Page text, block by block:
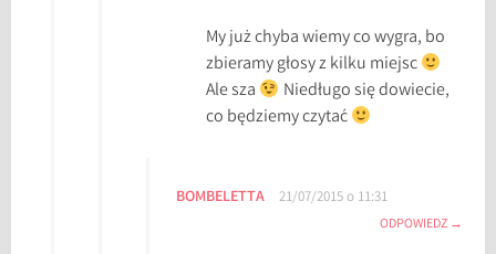
My już chyba wiemy co wygra, bo
zbieramy głosy z kilku miejsc
Ale sza
Niedługo się dowiecie,
co będziemy czytać
BOMBELETTA 21/07/2015 o 11:31
ODPOWIEDZ